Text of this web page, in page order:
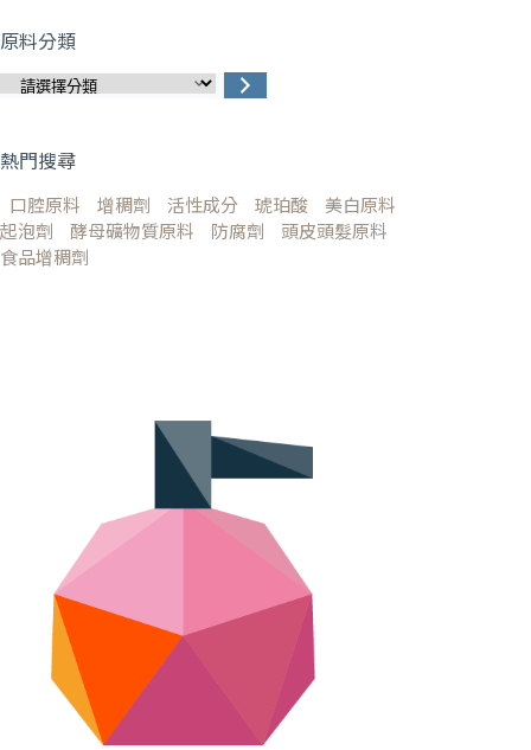
原料分類
熱門搜尋
口腔原料 增稠劑 活性成分 琥珀酸
美白原料
起泡劑
酵母礦物質原料 防腐劑
頭皮頭髮原料
食品增稠劑